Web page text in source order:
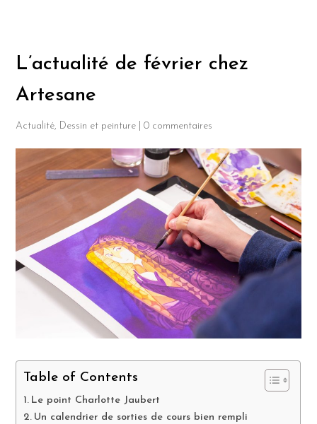
L’actualité de février chez
Artesane
Actualité, Dessin et peinture |0 commentaires
Table of Contents
Le point Charlotte Jaubert
Un calendrier de sorties de cours bien rempli